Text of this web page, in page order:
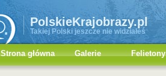
PolskieKrajobrazy.pl
Takiej Polski jeszcze nie widziałeś
Strona główna Galerie Felietony